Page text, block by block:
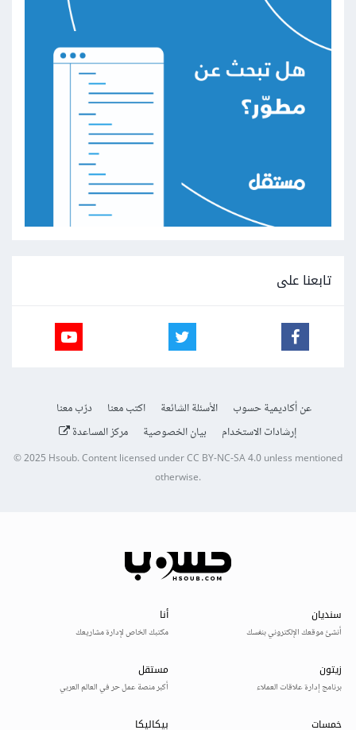
تابعنا على
عن أكاديمية حسوب الأسئلة الشائعة اكتب معنا
درّب معنا
إرشادات الاستخدام
بيان الخصوصية مركز المساعدة
© 2025Hsoub.Content licensed underCC BY-NC-SA 4.0unless mentioned
otherwise.